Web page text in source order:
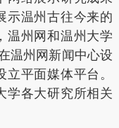
示温州古往今来的
温州网和温州大学
温州网新闻中心设
平面媒体平台。
学各大研究所相关